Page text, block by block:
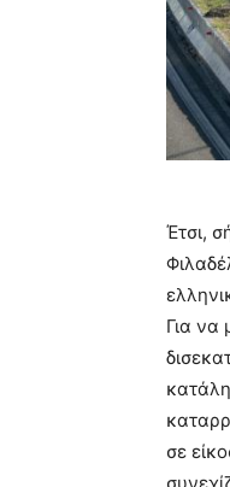
Έτσι,
Για να
σε